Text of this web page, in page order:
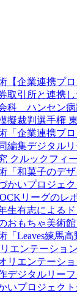
【企業連携プ
取引所と連携
科 ハンセン病
擬裁判選手権
「企業連携プ
編集デジタル
クルックフィ
「和菓子のデザ
かいプロジェ
リーグのレ
生有志による
おもちゃ美術
「Leaves練馬
エンテーション
エンテーショ
デジタルリーフ
いプロジェクト